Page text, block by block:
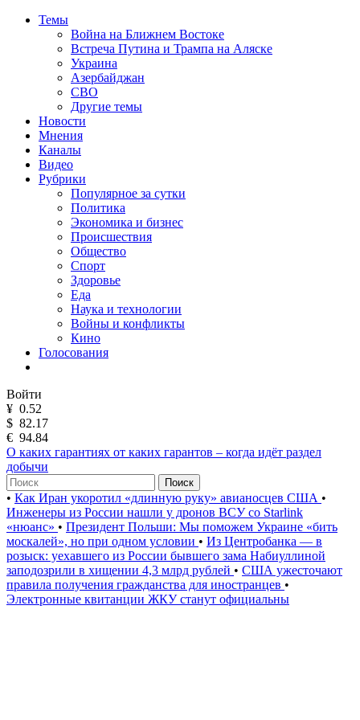
Темы
Война на Ближнем Востоке
Встреча Путина и Трампа на Аляске
Украина
Азербайджан
СВО
Другие темы
Новости
Мнения
Каналы
Видео
Рубрики
Популярное за сутки
Политика
Экономика и бизнес
Происшествия
Общество
Спорт
Здоровье
Еда
Наука и технологии
Войны и конфликты
Кино
Голосования
Войти
¥ 0.52
$ 82.17
€ 94.84
О каких гарантиях от каких гарантов – когда идёт раздел
добычи
Поиск
• Как Иран укоротил «длинную руку» авианосцев США •
Инженеры из России нашли у дронов ВСУ со Starlink
«нюанс» • Президент Польши: Мы поможем Украине «бить
москалей», но при одном условии • Из Центробанка — в
розыск: уехавшего из России бывшего зама Набиуллиной
заподозрили в хищении 4,3 млрд рублей • США ужесточают
правила получения гражданства для иностранцев •
Электронные квитанции ЖКУ станут официальны